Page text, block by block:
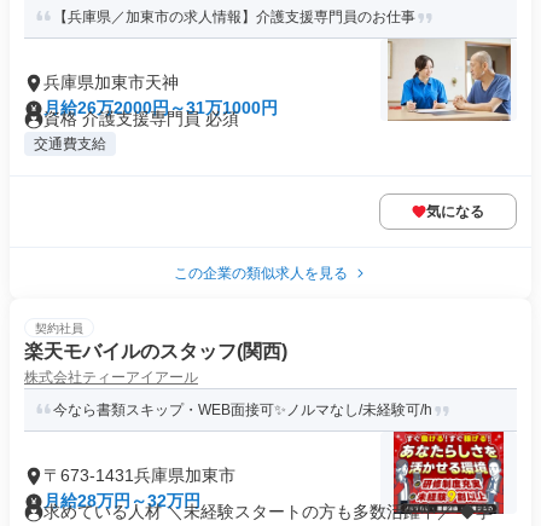
【兵庫県／加東市の求人情報】介護支援専門員のお仕事
兵庫県加東市天神
月給26万2000円～31万1000円
資格 介護支援専門員 必須
交通費支給
気になる
この企業の類似求人を見る
契約社員
楽天モバイルのスタッフ(関西)
株式会社ティーアイアール
今なら書類スキップ・WEB面接可✨️ノルマなし/未経験可/h
〒673-1431兵庫県加東市
月給28万円～32万円
求めている人材 ＼未経験スタートの方も多数活躍中／ ◆学